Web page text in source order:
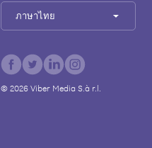
ภาษาไทย
© 2026Viber Media S.à r.l.